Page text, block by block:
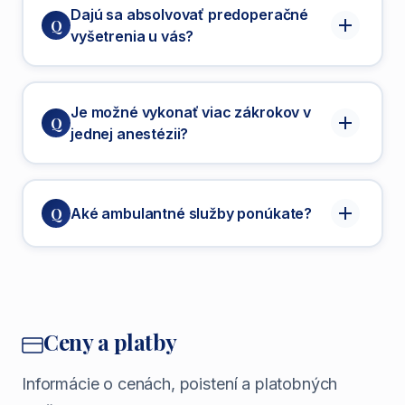
Očné - operácia katarakty, diagnostika
Plastická chirurgia
rekonštrukčné zákroky
masáže
Možnosť ambulantného zákroku (bez
od 1 týždňa do 1 mesiaca
Q
Dajú sa absolvovať predoperačné
vyšetrenia u vás?
predoperačné vyšetrenia
Q
Je možné vykonať viac zákrokov v
jednej anestézii?
kombinovanie viacerých zákrokov
Q Aké ambulantné služby ponúkate?
Vazektómia, circumcízia (obriezka)
Operácia hernií (kýl)
Ceny a platby
Informácie o cenách, poistení a platobných